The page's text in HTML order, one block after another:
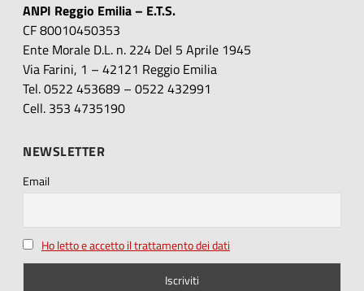
ANPI Reggio Emilia – E.T.S.
CF 80010450353
Ente Morale D.L. n. 224 Del 5 Aprile 1945
Via Farini, 1 – 42121 Reggio Emilia
Tel. 0522 453689 – 0522 432991
Cell. 353 4735190
NEWSLETTER
Email
Ho letto e accetto il trattamento dei dati